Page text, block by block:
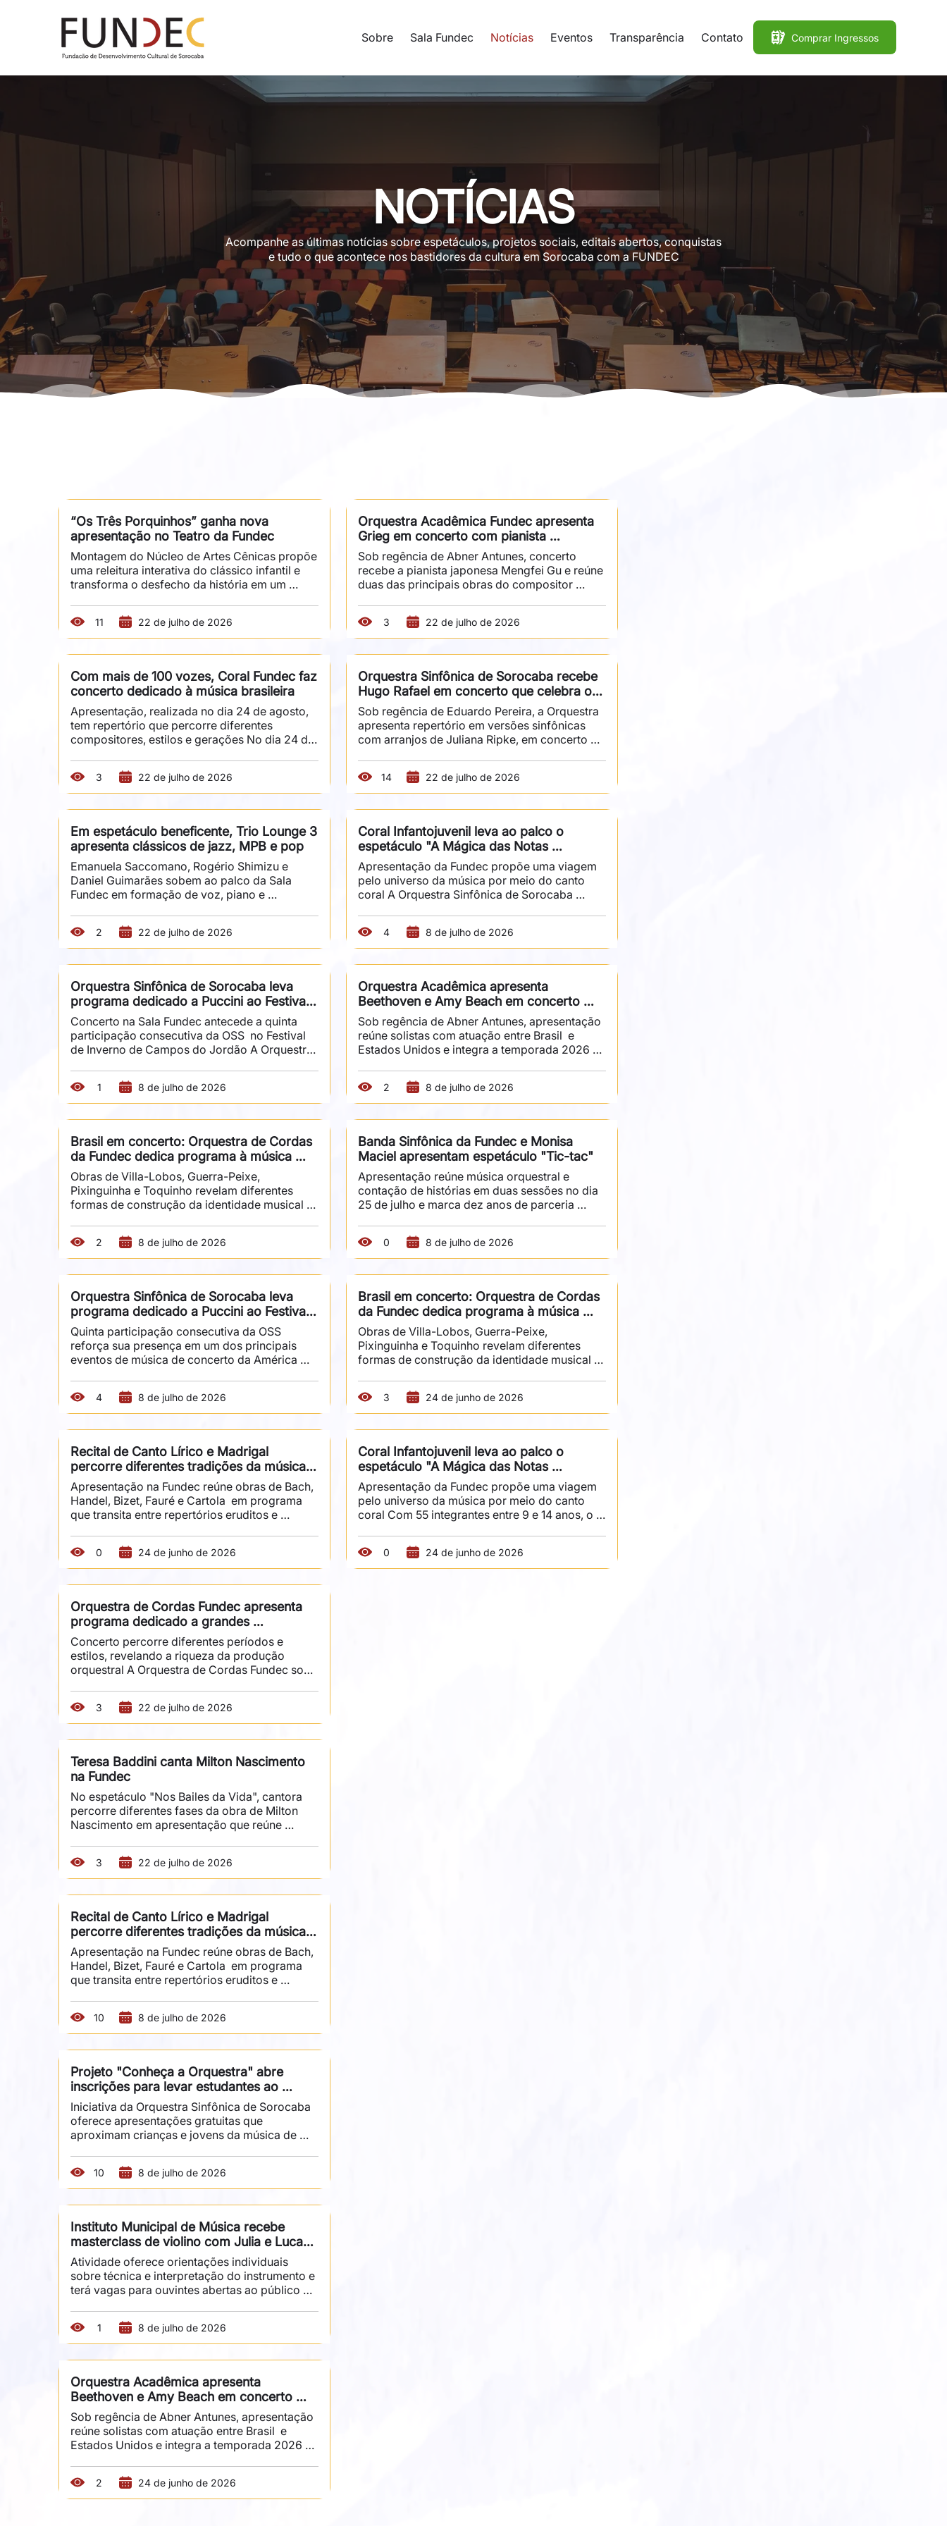
Sobre Sala Fundec Notícias Eventos Transparência Contato Comprar Ingressos
NOTÍCIAS
Acompanhe as últimas notícias sobre espetáculos, projetos sociais, editais abertos, conquistas
e tudo o que acontece nos bastidores da cultura em Sorocaba com a FUNDEC
“Os Três Porquinhos” ganha nova
apresentação no Teatro da Fundec
Montagem do Núcleo de Artes Cênicas propõe
uma releitura interativa do clássico infantil e
transforma o desfecho da história em um
Porquinhos” volta ao palco do Teatro da
Fundec, em Sorocaba, no dia 29 de agosto, às
17h, em uma nova apresentação do espetáculo
produzido pelo Núcleo de Artes Cênicas
(NAC). Com coordenação e direção de Mario
Persico, a montagem preserva a estrutura
conhecida da fábula, mas amplia sua narrativa
ao convidar o público a...
11 22 de julho de 2026
Com mais de 100 vozes, Coral Fundec faz
concerto dedicado à música brasileira
Apresentação, realizada no dia 24 de agosto,
tem repertório que percorre diferentes
compositores, estilos e gerações No dia 24 de
Músicas Brasileiras", concerto que reúne
integrantes do Coral Fundec em uma
celebração da riqueza da produção musical do
país. Com mais de cem vozes em palco, a
apresentação convida o público a percorrer
diferentes sonoridades, autores e épocas da
música brasileira. Sob direção musical do
maestro Daniel Guimarães, a...
3 22 de julho de 2026
Em espetáculo beneficente, Trio Lounge 3
apresenta clássicos de jazz, MPB e pop
Emanuela Saccomano, Rogério Shimizu e
Daniel Guimarães sobem ao palco da Sala
Fundec em formação de voz, piano e
que o Lounge 3 constrói seu repertório. O trio
propõe novas leituras de canções que
marcaram diferentes épocas e estilos da
música nacional e internacional. O espetáculo
será apresentado no dia 21 de agosto, às 20h,
na Sala Fundec. Formado pela cantora
Emanuela Saccomano, pelo percussionista
Rogério Shimizu e pelo pianista Daniel...
2 22 de julho de 2026
Orquestra Sinfônica de Sorocaba leva
programa dedicado a Puccini ao Festival
de Inverno de Campos do Jordão
Concerto na Sala Fundec antecede a quinta
participação consecutiva da OSS  no Festival
de Inverno de Campos do Jordão A Orquestra
3 de julho, às 20h, na Sala Fundec, um
concerto dedicado à obra de Giacomo Puccini.
Sob regência de Eduardo Pereira e com
participação da soprano Manuela Korossy e do
tenor Vitório Scarpi, o programa antecede a
quinta participação consecutiva da Sinfônica
no Festival de Inverno de Campos do Jordão.
A presença recorrente...
1 8 de julho de 2026
Brasil em concerto: Orquestra de Cordas
da Fundec dedica programa à música
brasileira
Obras de Villa-Lobos, Guerra-Peixe,
Pixinguinha e Toquinho revelam diferentes
formas de construção da identidade musical
apresenta, no dia 15 de julho, às 20h, na Sala
Fundec, um concerto inteiramente dedicado à
música brasileira, reunindo obras que ocupam
posições centrais na formação do repertório
musical do país, tanto no campo erudito
quanto no popular. Sob regência de Éber
Santos, o programa articula peças que ajudam
a compreender diferentes...
2 8 de julho de 2026
Orquestra Sinfônica de Sorocaba leva
programa dedicado a Puccini ao Festival
de Inverno de Campos do Jordão
Quinta participação consecutiva da OSS
reforça sua presença em um dos principais
eventos de música de concerto da América
(OSS) participa da programação do Festival de
Inverno de Campos do Jordão com um
concerto dedicado à obra de Giacomo Puccini.
Sob regência de Eduardo Pereira e com
participação da soprano Manuela Korossy e do
tenor Vitório Scarpi, a apresentação acontece
no dia 5 de julho, às 14h, no Museu Carde.  Esta
será a quinta participação...
4 8 de julho de 2026
Recital de Canto Lírico e Madrigal
percorre diferentes tradições da música
vocal
Apresentação na Fundec reúne obras de Bach,
Handel, Bizet, Fauré e Cartola  em programa
que transita entre repertórios eruditos e
Sorocaba (IMMS) realiza, no dia 17 de julho, às
19h30, o recital de Canto Lírico e Madrigal, na
Fundec, reunindo diferentes tradições da
música vocal. Sob orientação do instrutor e
regente William Delfini, com acompanhamento
do pianista Daniel Guimarães, os intérpretes
percorrem obras que atravessam séculos de
história...
0 24 de junho de 2026
Orquestra Acadêmica Fundec apresenta
Grieg em concerto com pianista
internacional
Sob regência de Abner Antunes, concerto
recebe a pianista japonesa Mengfei Gu e reúne
duas das principais obras do compositor
Acadêmica Fundec (OAF) apresenta, no dia 28
de agosto, às 20h, na Sala Fundec, um
concerto dedicado ao compositor norueguês
Edvard Grieg. Sob regência de Abner Antunes,
a apresentação contará com a participação da
pianista internacional Mengfei Gu, solista
convidada. O programa reúne duas das
criações mais conhecidas de Grieg. A...
3 22 de julho de 2026
Orquestra Sinfônica de Sorocaba recebe
Hugo Rafael em concerto que celebra os
372 anos da cidade
Sob regência de Eduardo Pereira, a Orquestra
apresenta repertório em versões sinfônicas
com arranjos de Juliana Ripke, em concerto
Em comemoração aos 372 anos de Sorocaba,
a Orquestra Sinfônica de Sorocaba (OSS)
realiza dois concertos comemorativos ao lado
de Hugo Rafael, sob regência e direção
artística do maestro Eduardo Pereira. As
apresentações acontecem no dia 14 de agosto,
às 20h, na Sala Fundec, e no dia 16 de agosto,
às 17h, no Sesc...
14 22 de julho de 2026
Coral Infantojuvenil leva ao palco o
espetáculo "A Mágica das Notas
Musicais"
Apresentação da Fundec propõe uma viagem
pelo universo da música por meio do canto
coral A Orquestra Sinfônica de Sorocaba
Inverno de Campos do Jordão com um
concerto dedicado à obra de Giacomo Puccini.
Sob regência de Eduardo Pereira e com
participação da soprano Manuela Korossy e do
tenor Vitório Scarpi, a apresentação acontece
no dia 5 de julho, às 14h, no Museu Carde.
Com 55 integrantes entre 9 e 14 anos, o Coral
Infantojuvenil da Fundec...
4 8 de julho de 2026
Orquestra Acadêmica apresenta
Beethoven e Amy Beach em concerto
com convidados
Sob regência de Abner Antunes, apresentação
reúne solistas com atuação entre Brasil  e
Estados Unidos e integra a temporada 2026 A
no dia 7 de julho, às 20h, na Sala Fundec, um
concerto dedicado ao repertório para violino e
orquestra. Sob regência de Abner Antunes, a
apresentação contará com a participação dos
violinistas Lucas Braga e Julia Poetain Braga. O
programa reúne o "Concerto para Violino em
Ré Maior", de Ludwig van Beethoven, uma das
obras...
2 8 de julho de 2026
Banda Sinfônica da Fundec e Monisa
Maciel apresentam espetáculo "Tic-tac"
Apresentação reúne música orquestral e
contação de histórias em duas sessões no dia
25 de julho e marca dez anos de parceria
Sinfônica da Fundec e a escritora e contadora
de histórias Monisa Maciel apresentam, no dia
25 de julho, o espetáculo "Tic-tac", inspirado
no livro homônimo da autora. Serão duas
sessões, às 15h e às 17h, na Sala Fundec. Com
música orquestral executada ao vivo, literatura
e narrativa oral, o espetáculo convida crianças
e...
0 8 de julho de 2026
Brasil em concerto: Orquestra de Cordas
da Fundec dedica programa à música
brasileira
Obras de Villa-Lobos, Guerra-Peixe,
Pixinguinha e Toquinho revelam diferentes
formas de construção da identidade musical
apresenta, no dia 15 de julho, às 20h, na Sala
Fundec, um concerto inteiramente dedicado à
música brasileira, reunindo obras que ocupam
posições centrais na formação do repertório
musical do país, tanto no campo erudito
quanto no popular. Sob regência de Éber
Santos, o programa articula peças que ajudam
a compreender diferentes...
3 24 de junho de 2026
Coral Infantojuvenil leva ao palco o
espetáculo "A Mágica das Notas
Musicais"
Apresentação da Fundec propõe uma viagem
pelo universo da música por meio do canto
coral Com 55 integrantes entre 9 e 14 anos, o
Mágica das Notas Musicais”, espetáculo que
convida o público a percorrer, de forma lúdica
e musical, os elementos que compõem a
0 24 de junho de 2026
Orquestra de Cordas Fundec apresenta
programa dedicado a grandes
compositores
Concerto percorre diferentes períodos e
estilos, revelando a riqueza da produção
orquestral A Orquestra de Cordas Fundec sobe
às 20h, sob regência de Éber Santos. O
concerto reúne obras de diferentes períodos
da música de concerto e evidencia a
diversidade de linguagens, estilos e estéticas
que marcaram a produção orquestral ao longo
dos séculos. Entre as obras apresentadas
estão "Dança das Horas", de Amilcare
Ponchielli, "Finlândia", de Jean...
3 22 de julho de 2026
Teresa Baddini canta Milton Nascimento
na Fundec
No espetáculo "Nos Bailes da Vida", cantora
percorre diferentes fases da obra de Milton
Nascimento em apresentação que reúne
de Milton Nascimento ganha novas leituras no
espetáculo "Nos Bailes da Vida", apresentado
por Teresa Baddini na Sala Fundec, no dia 6 de
agosto, às 20h, na Sala Fundec. Acompanhada
por sua banda, a cantora conduz o público por
diferentes momentos da trajetória de um dos
principais nomes da música brasileira, em um
concerto que...
3 22 de julho de 2026
Recital de Canto Lírico e Madrigal
percorre diferentes tradições da música
vocal
Apresentação na Fundec reúne obras de Bach,
Handel, Bizet, Fauré e Cartola  em programa
que transita entre repertórios eruditos e
Sorocaba (IMMS) realiza, no dia 17 de julho, às
19h30, o recital de Canto Lírico e Madrigal, na
Fundec, reunindo diferentes tradições da
música vocal. Sob orientação do instrutor e
regente William Delfini, com acompanhamento
do pianista Daniel Guimarães, os intérpretes
percorrem obras que atravessam séculos de
história...
10 8 de julho de 2026
Projeto "Conheça a Orquestra" abre
inscrições para levar estudantes ao
universo da música sinfônica
Iniciativa da Orquestra Sinfônica de Sorocaba
oferece apresentações gratuitas que
aproximam crianças e jovens da música de
vez, a descoberta dos metais, a força da
percussão e o trabalho conjunto de dezenas
de músicos em um mesmo palco. É essa
experiência que o projeto "Conheça a
Orquestra" proporciona, há 20 anos, a milhares
de estudantes de Sorocaba e região. Realizada
pela Orquestra Sinfônica de Sorocaba,
administrada pela Fundec, a iniciativa...
10 8 de julho de 2026
Instituto Municipal de Música recebe
masterclass de violino com Julia e Lucas
Braga
Atividade oferece orientações individuais
sobre técnica e interpretação do instrumento e
terá vagas para ouvintes abertas ao público O
(IMMS), mantido pela Fundec, recebe no dia 3
de julho, das 14h às 17h, uma masterclass de
violino ministrada pelos professores Julia e
Lucas Braga. Voltada ao aperfeiçoamento
técnico e interpretativo dos participantes, a
atividade reúne estudantes do instrumento em
um momento de aprendizado intensivo, com
orientações...
1 8 de julho de 2026
Orquestra Acadêmica apresenta
Beethoven e Amy Beach em concerto
com convidados
Sob regência de Abner Antunes, apresentação
reúne solistas com atuação entre Brasil  e
Estados Unidos e integra a temporada 2026 A
no dia 7 de julho, às 20h, na Sala Fundec, um
concerto dedicado ao repertório para violino e
orquestra. Sob regência de Abner Antunes, a
2 24 de junho de 2026